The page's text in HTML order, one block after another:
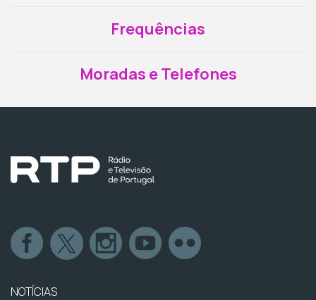
Frequências
Moradas e Telefones
NOTÍCIAS